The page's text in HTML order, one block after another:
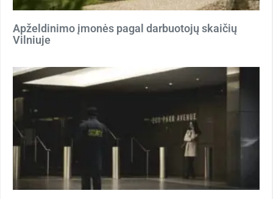
Apželdinimo įmonės pagal darbuotojų skaičių
Vilniuje